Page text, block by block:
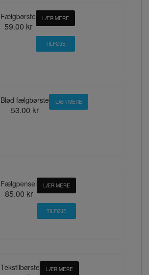
Fælgbørste
59.00 kr
LÆR MERE
Blød fælgbørste
53.00 kr
LÆR MERE
Fælgpensel
85.00 kr
LÆR MERE
Tekstilbørste LÆR MERE